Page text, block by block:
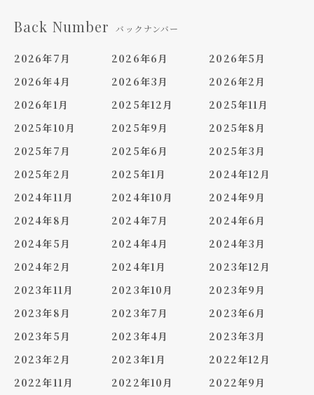
Back Number バックナンバー
2026年7月 2026年6月
2026年5月
2026年4月
2026年3月
2026年2月
2026年1月
2025年12月
2025年11月
2025年10月
2025年9月
2025年8月
2025年7月
2025年6月
2025年3月
2025年2月
2025年1月
2024年12月
2024年11月
2024年10月
2024年9月
2024年8月
2024年7月
2024年6月
2024年5月
2024年4月
2024年3月
2024年2月
2024年1月
2023年12月
2023年11月
2023年10月
2023年9月
2023年8月
2023年7月
2023年6月
2023年5月
2023年4月
2023年3月
2023年2月
2023年1月
2022年12月
2022年11月
2022年10月
2022年9月